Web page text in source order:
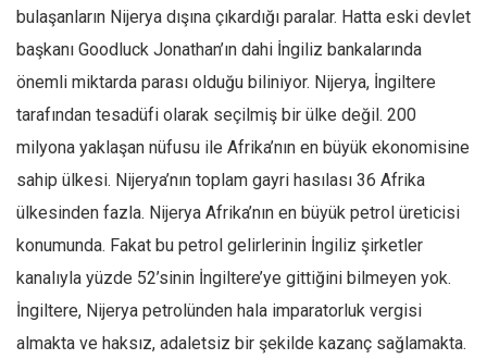
Avrupa
Asya
Afrika
İslam Dünyası
Amerika
Avustralya
Tarih
Düşünce
bulaşanların Nijerya dışına çıkardığı paralar. Hatta eski devlet
başkanı Goodluck Jonathan’ın dahi İngiliz bankalarında
önemli miktarda parası olduğu biliniyor. Nijerya, İngiltere
tarafından tesadüfi olarak seçilmiş bir ülke değil. 200
milyona yaklaşan nüfusu ile Afrika’nın en büyük ekonomisine
sahip ülkesi. Nijerya’nın toplam gayri hasılası 36 Afrika
ülkesinden fazla. Nijerya Afrika’nın en büyük petrol üreticisi
konumunda. Fakat bu petrol gelirlerinin İngiliz şirketler
kanalıyla yüzde 52’sinin İngiltere’ye gittiğini bilmeyen yok.
İngiltere, Nijerya petrolünden hala imparatorluk vergisi
almakta ve haksız, adaletsiz bir şekilde kazanç sağlamakta.